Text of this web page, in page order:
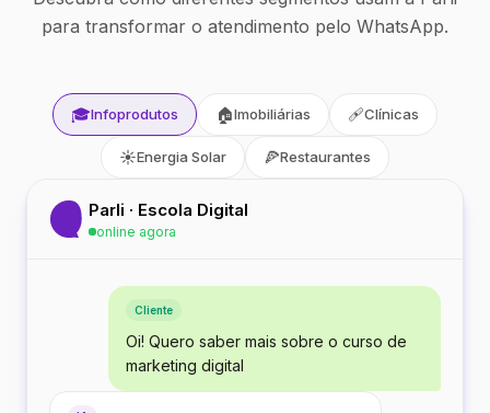
para transformar o atendimento pelo WhatsApp.
🎓Infoprodutos 🏠Imobiliárias 🩹Clínicas
☀️Energia Solar 🍕Restaurantes
Parli · Escola Digital
online agora
Cliente
Oi! Quero saber mais sobre o curso de
marketing digital